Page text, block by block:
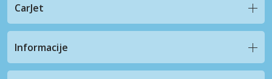
CarJet
Informacije